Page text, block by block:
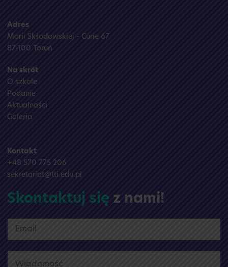
Adres
Marii Skłodowskiej - Curie 67
87-100 Toruń
Na skrót
O szkole
Podanie
Aktualności
Galeria
Kontakt
+48 570 775 206
sekretariat@tti.edu.pl
Skontaktuj się z nami!